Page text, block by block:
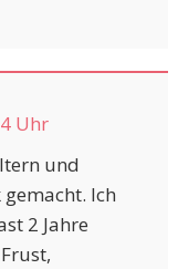
Uhr
und
Ich
2 Jahre